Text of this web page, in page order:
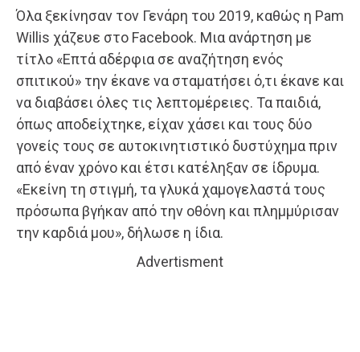
Όλα ξεκίνησαν τον Γενάρη του 2019, καθώς η Pam
Willis χάζευε στο Facebook. Μια ανάρτηση με
τίτλο «Επτά αδέρφια σε αναζήτηση ενός
σπιτικού» την έκανε να σταματήσει ό,τι έκανε και
να διαβάσει όλες τις λεπτομέρειες. Τα παιδιά,
όπως αποδείχτηκε, είχαν χάσει και τους δύο
γονείς τους σε αυτοκινητιστικό δυστύχημα πριν
από έναν χρόνο και έτσι κατέληξαν σε ίδρυμα.
«Εκείνη τη στιγμή, τα γλυκά χαμογελαστά τους
πρόσωπα βγήκαν από την οθόνη και πλημμύρισαν
την καρδιά μου», δήλωσε η ίδια.
Advertisment